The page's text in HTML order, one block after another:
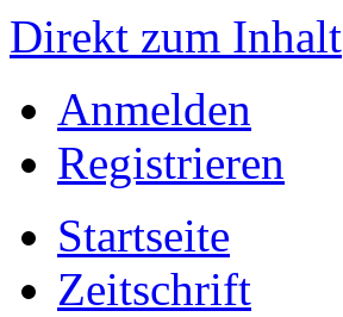
Direkt zum Inhalt
Anmelden
Registrieren
Startseite
Zeitschrift